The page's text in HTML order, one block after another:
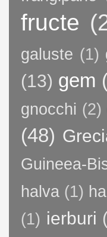
fructe
galuste (1)
(13) gem
gnocchi (2)
(48)
Guineea-
halva (1)
(1) ierburi